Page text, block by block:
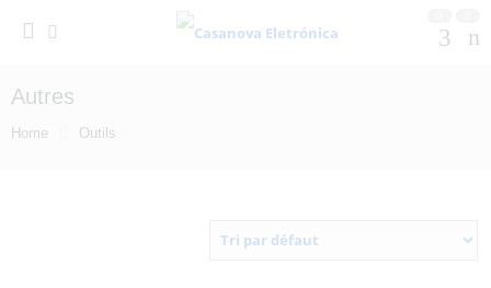
Autres
Home Outils